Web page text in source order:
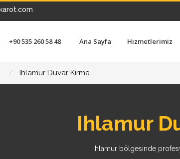
+90 535 260 58 48 Ana Sayfa Hizmetlerimiz
Ihlamur Duvar Kırma
Ihlamur
Ihlamur bölgesinde